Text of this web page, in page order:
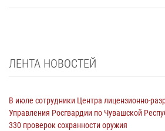
ЛЕНТА НОВОСТЕЙ
В июле сотрудники Центра лицензионно-
Управления Росгвардии по Чувашской
330 проверок сохранности оружия